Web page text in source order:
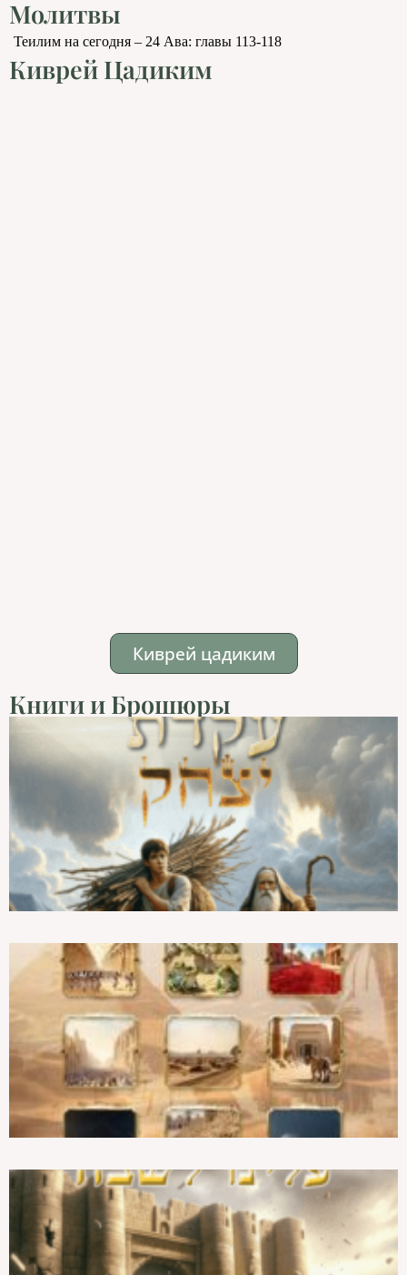
Молитвы
Теилим на сегодня – 24 Ава: главы 113-118
Киврей Цадиким
Киврей цадиким
Книги и Брошюры